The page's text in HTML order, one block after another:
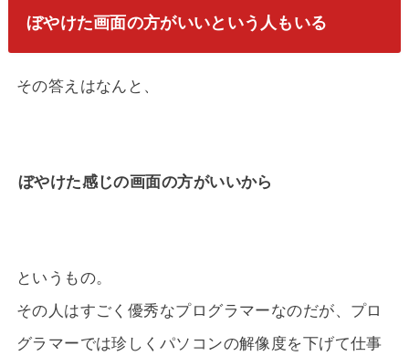
ぼやけた画面の方がいいという人もいる
その答えはなんと、
ぼやけた感じの画面の方がいいから
というもの。
その人はすごく優秀なプログラマーなのだが、プロ
グラマーでは珍しくパソコンの解像度を下げて仕事